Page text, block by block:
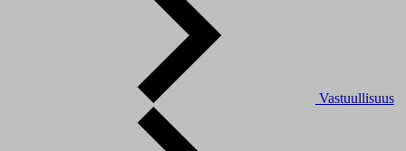
Vastuullisuus